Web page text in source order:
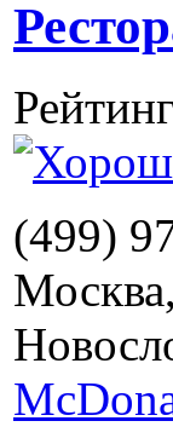
(499)